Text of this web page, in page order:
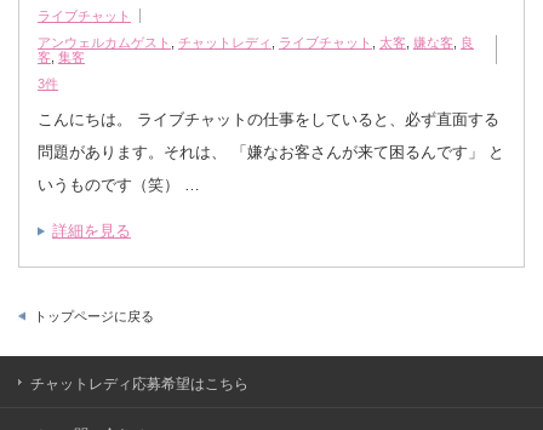
ライブチャット
アンウェルカムゲスト
チャットレディ ライブチャット 太客 嫌な客
良
客 集客
3件
こんにちは。 ライブチャットの仕事をしていると、必ず直面する
問題があります。それは、 「嫌なお客さんが来て困るんです」 と
いうものです（笑） …
詳細を見る
トップページに戻る
チャットレディ応募希望はこちら